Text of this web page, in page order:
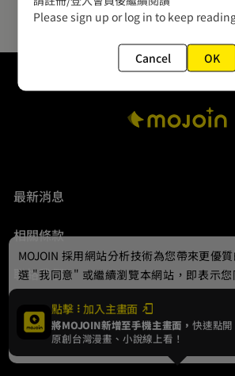
最新消息
相關條款
聯絡我們
© 2024 gamania Digital
點擊 加入主畫面
將MOJOIN新增至手機主畫面，快速點開
原創台灣漫畫、小說線上看！
MOJOIN 採用網站分析技術為您帶來更優
選 "我同意" 或繼續瀏覽本網站，即表示
Cookie，欲瞭解更多資訊請見隱私權政策。
我同意
Please sign up or log in to keep
Cancel OK